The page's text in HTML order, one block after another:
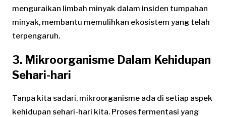
menguraikan limbah minyak dalam insiden tumpahan
minyak, membantu memulihkan ekosistem yang telah
terpengaruh.
3. Mikroorganisme Dalam Kehidupan
Sehari-hari
Tanpa kita sadari, mikroorganisme ada di setiap aspek
kehidupan sehari-hari kita. Proses fermentasi yang